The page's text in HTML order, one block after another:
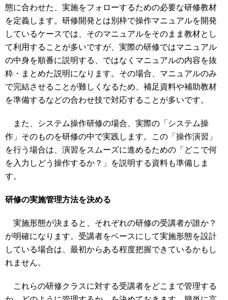
態に合わせた、実施をフォローするための必要な研修教材
を定義します。研修開発とは別枠で操作マニュアルを開発
しているケースでは、そのマニュアルをそのまま教材とし
て利用することが多いですが、実際の研修ではマニュアル
の中身を順番に説明する、ではなくマニュアルの内容を抜
粋・まとめた説明になります。その場合、マニュアルのみ
で完結させることが難しくなるため、補足資料や補助教材
を準備するなどの合わせ技で対応することが多いです。
また、システム操作研修の場合、実際の「システム操
作」そのものを研修の中で実践します。この「操作演習」
を行う場合は、演習をスムーズに進めるための「どこで何
を入力しどう操作するか？」を説明する資料も準備しま
す。
研修の実施管理方法を決める
実施形態が決まると、それぞれの研修の受講者が誰か？
が明確になります。受講者をベースにして実施形態を設計
している場合は、最初からある程度把握できているかもし
れません。
これらの研修クラスに対する受講者をどこまで管理する